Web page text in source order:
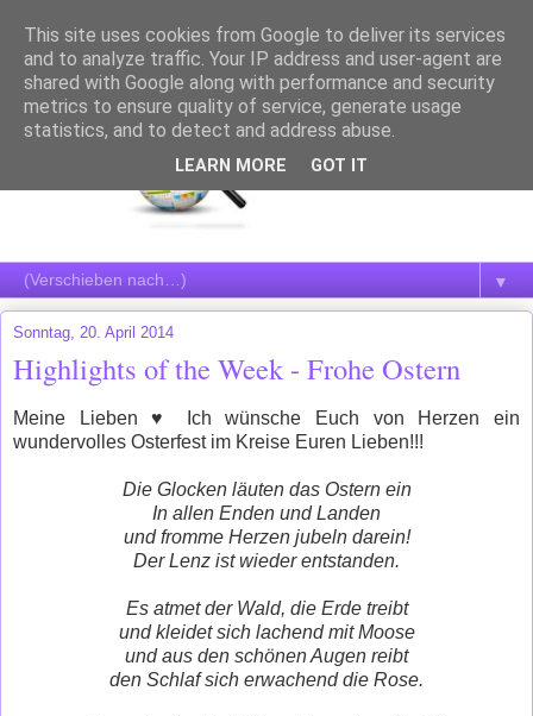
▼
Sonntag, 20. April 2014
Highlights of the Week - Frohe Ostern
Meine Lieben♥ Ich wünsche Euch von Herzen ein
wundervolles Osterfest im Kreise Euren Lieben!!!
Die Glocken läuten das Ostern ein
In allen Enden und Landen
und fromme Herzen jubeln darein!
Der Lenz ist wieder entstanden.
Es atmet der Wald, die Erde treibt
und kleidet sich lachend mit Moose
und aus den schönen Augen reibt
den Schlaf sich erwachend die Rose.
This site uses cookies from Google to deliver its services
and to analyze traffic. Your IP address and user-agent are
shared with Google along with performance and security
metrics to ensure quality of service, generate usage
statistics, and to detect and address abuse.
LEARN MORE GOT IT